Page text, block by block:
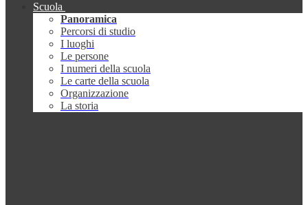
Scuola
Panoramica
Percorsi di studio
I luoghi
Le persone
I numeri della scuola
Le carte della scuola
Organizzazione
La storia